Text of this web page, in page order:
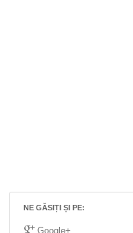
NE GĂSIȚI ȘI PE:
Google+